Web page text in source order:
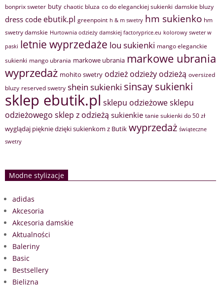
bonprix sweter buty chaotic bluza co do eleganckiej sukienki damskie bluzy
dress code ebutik.pl greenpoint h & m swetry hm sukienko hm
swetry damskie Hurtownia odzieży damskiej factoryprice.eu kolorowy sweter w
paski letnie wyprzedaże lou sukienki mango eleganckie
sukienki mango ubrania markowe ubrania markowe ubrania
wyprzedaż mohito swetry odzież odzieży odzieżą oversized
bluzy reserved swetry shein sukienki sinsay sukienki
sklep ebutik.pl sklepu odzieżowesklepu
odzieżowego sklep z odzieżą sukienkie tanie sukienki do 50 zł
wyglądaj pięknie dzięki sukienkom z Butik wyprzedaż świąteczne
swetry
Modne stylizacje
adidas
Akcesoria
Akcesoria damskie
Aktualności
Baleriny
Basic
Bestsellery
Bielizna